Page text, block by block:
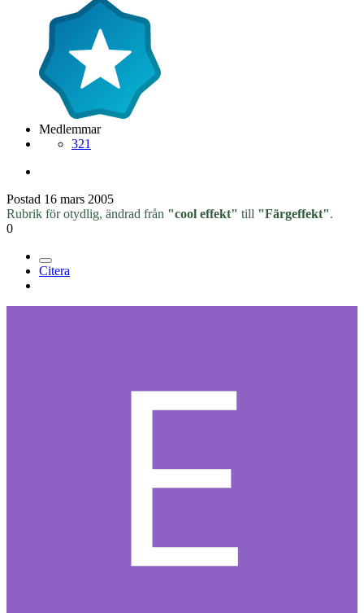
Medlemmar
321
Postad 16 mars 2005
Rubrik för otydlig, ändrad från "cool effekt" till "Färgeffekt".
0
Citera